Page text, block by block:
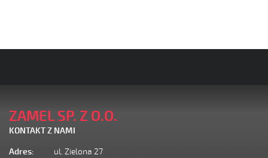
ZAMEL SP. Z O.O.
KONTAKT Z NAMI
Adres:
ul. Zielona 27